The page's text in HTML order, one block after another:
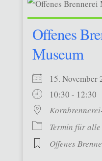
Offenes
Museum
15.
10:30 - 12:30
Termin für alle
Offenes